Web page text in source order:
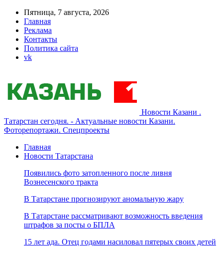
Пятница, 7 августа, 2026
Главная
Реклама
Контакты
Политика сайта
vk
Новости Казани .
Татарстан сегодня. - Актуальные новости Казани.
Фоторепортажи. Спецпроекты
Главная
Новости Татарстана
Появились фото затопленного после ливня
Вознесенского тракта
В Татарстане прогнозируют аномальную жару
В Татарстане рассматривают возможность введения
штрафов за посты о БПЛА
15 лет ада. Отец годами насиловал пятерых своих детей